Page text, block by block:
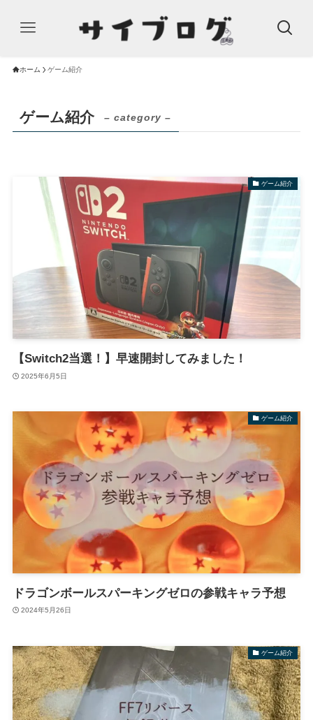
ホーム ゲーム紹介
ゲーム紹介 – category –
ゲーム紹介
【Switch2当選！】早速開封してみました！
2025年6月5日
ゲーム紹介
ドラゴンボールスパーキングゼロの参戦キャラ予想
2024年5月26日
ゲーム紹介